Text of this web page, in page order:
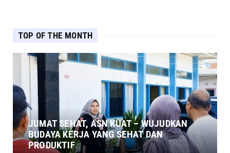
TOP OF THE MONTH
JUMAT SEHAT, ASN KUAT – WUJUDKAN
BUDAYA KERJA YANG SEHAT DAN
PRODUKTIF